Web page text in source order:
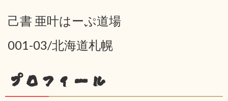
己書 亜叶はーぷ道場
001-03/北海道札幌
プロフィール